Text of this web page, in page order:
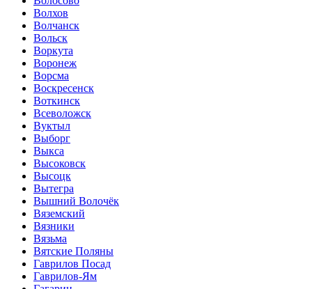
Волхов
Волчанск
Вольск
Воркута
Воронеж
Ворсма
Воскресенск
Воткинск
Всеволожск
Вуктыл
Выборг
Выкса
Высоковск
Высоцк
Вытегра
Вышний Волочёк
Вяземский
Вязники
Вязьма
Вятские Поляны
Гаврилов Посад
Гаврилов-Ям